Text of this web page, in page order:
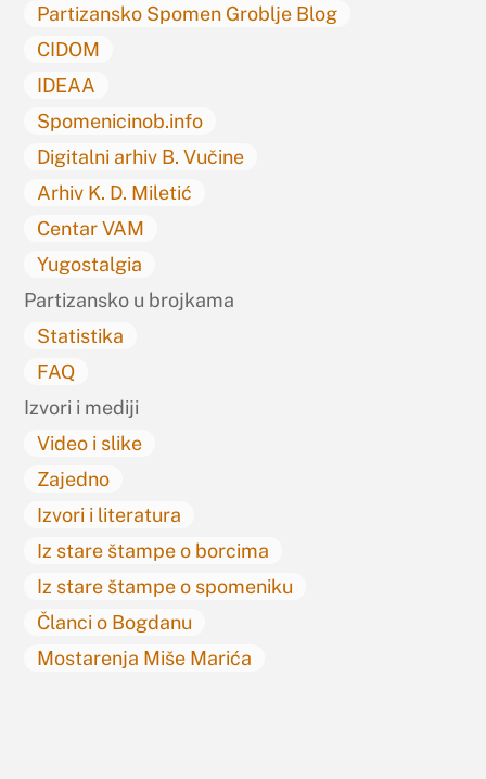
Partizansko Spomen Groblje Blog
CIDOM
IDEAA
Spomenicinob.info
Digitalni arhiv B. Vučine
Arhiv K. D. Miletić
Centar VAM
Yugostalgia
Partizansko u brojkama
Statistika
FAQ
Izvori i mediji
Video i slike
Zajedno
Izvori i literatura
Iz stare štampe o borcima
Iz stare štampe o spomeniku
Članci o Bogdanu
Mostarenja Miše Marića